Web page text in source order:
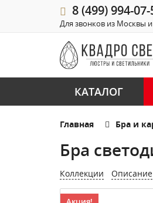
8 (499) 994-
Для звонков из Москвы
КАТАЛОГ
Главная Бра и
Бра
Коллекции Описание